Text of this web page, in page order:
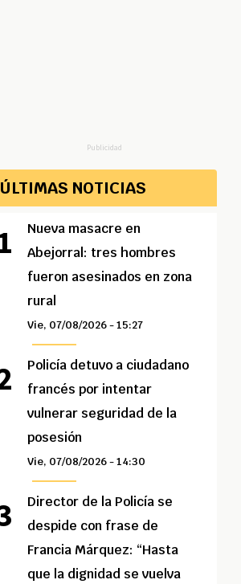
Publicidad
ÚLTIMAS NOTICIAS
Nueva masacre en
Abejorral: tres hombres
fueron asesinados en zona
rural
Vie, 07/08/2026 - 15:27
Policía detuvo a ciudadano
francés por intentar
vulnerar seguridad de la
posesión
Vie, 07/08/2026 - 14:30
Director de la Policía se
despide con frase de
Francia Márquez: “Hasta
que la dignidad se vuelva